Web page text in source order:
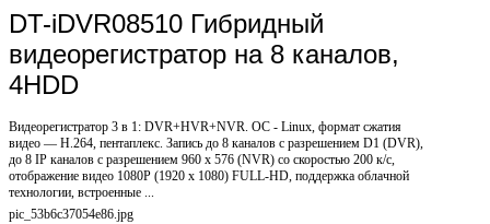
DT-iDVR08510 Гибридный
видеорегистратор на 8 каналов,
4HDD
Видеорегистратор 3 в 1: DVR+HVR+NVR. ОС - Linux, формат сжатия
видео — H.264, пентаплекс. Запись до 8 каналов с разрешением D1 (DVR),
до 8 IP каналов с разрешением 960 x 576 (NVR) со скоростью 200 к/c,
отображение видео 1080P (1920 x 1080) FULL-HD, поддержка облачной
технологии, встроенные ...
pic_53b6c37054e86.jpg